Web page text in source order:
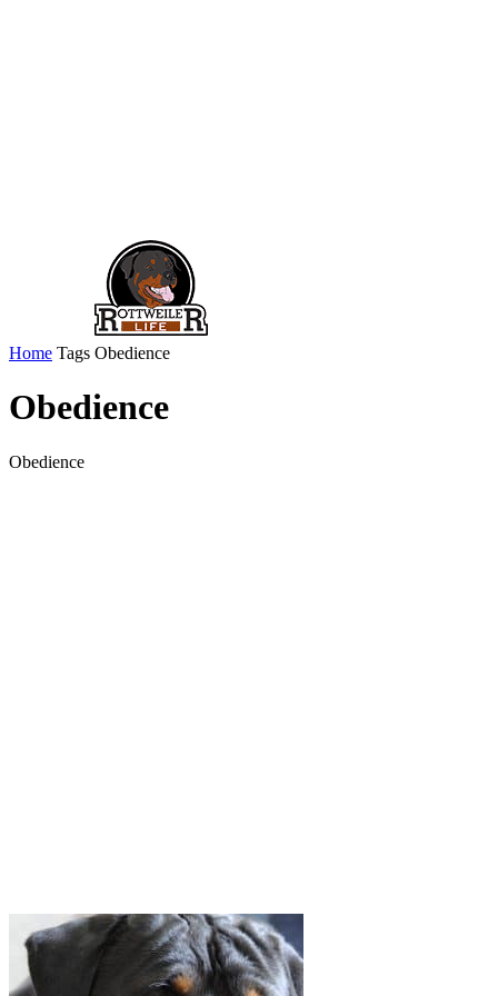
Home Tags Obedience
Obedience
Obedience